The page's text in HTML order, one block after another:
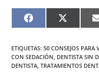
F
A
B
O
O
K
X
(
I
T
T
E
R
ETIQUETAS:50 CONSEJOS PARA
CON SEDACIÓN DENTISTA SIN
DENTISTA TRATAMIENTOS